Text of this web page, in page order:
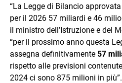
“La Legge di Bilancio
per il 2026 57 miliardi e 46
il ministro dell’Istruzione e del
“per il prossimo anno questa
assegna definitivamente 57
rispetto alle previsioni
2024 ci sono 875 milioni in più”.